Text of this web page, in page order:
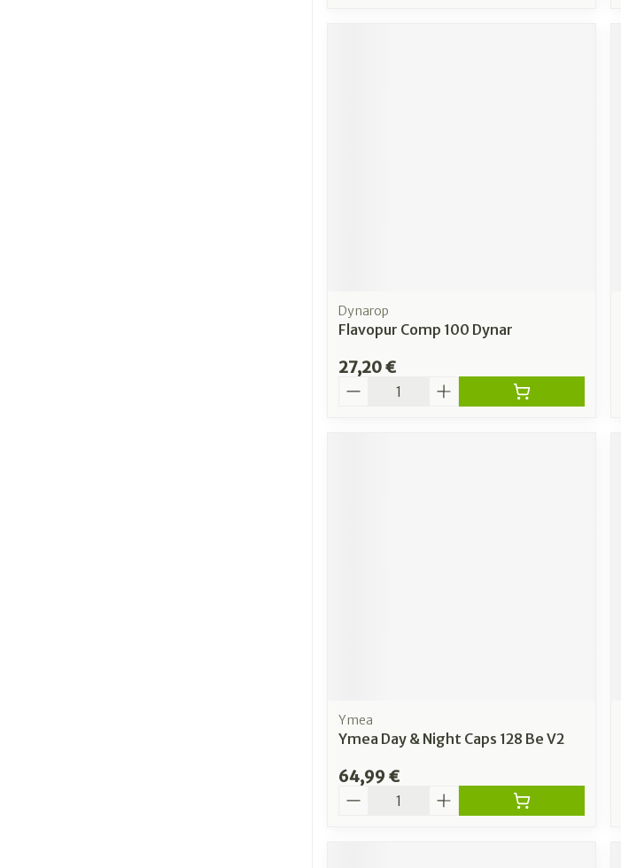
Dynarop
Flavopur Comp 100 Dynar
27,20 €
Quantité
Ymea
Ymea Day & Night Caps 128 Be V2
64,99 €
Quantité